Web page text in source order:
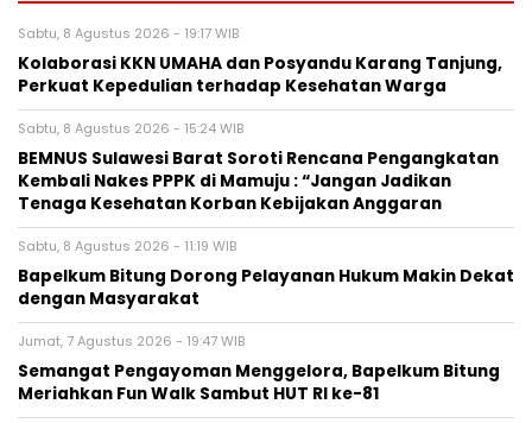
Sabtu, 8 Agustus 2026 - 19:17 WIB
Kolaborasi KKN UMAHA dan Posyandu Karang Tanjung,
Perkuat Kepedulian terhadap Kesehatan Warga
Sabtu, 8 Agustus 2026 - 15:24 WIB
BEMNUS Sulawesi Barat Soroti Rencana Pengangkatan
Kembali Nakes PPPK di Mamuju : “Jangan Jadikan
Tenaga Kesehatan Korban Kebijakan Anggaran
Sabtu, 8 Agustus 2026 - 11:19 WIB
Bapelkum Bitung Dorong Pelayanan Hukum Makin Dekat
dengan Masyarakat
Jumat, 7 Agustus 2026 - 19:47 WIB
Semangat Pengayoman Menggelora, Bapelkum Bitung
Meriahkan Fun Walk Sambut HUT RI ke-81